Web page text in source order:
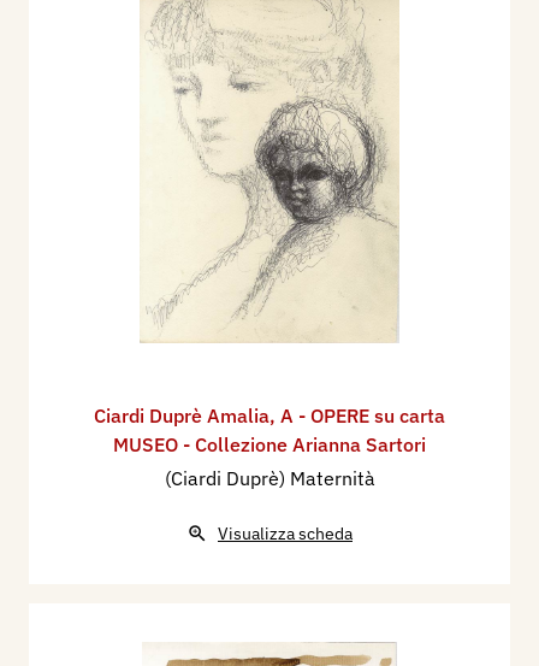
Ciardi Duprè Amalia, A - OPERE su carta
MUSEO - Collezione Arianna Sartori
(Ciardi Duprè) Maternità
Visualizza scheda